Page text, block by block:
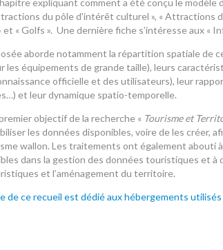
expliquant comment a été conçu le
du pôle d'intérêt culturel », « Attractions
« Golfs ». Une dernière fiche s’intéresse aux «
aborde notamment la répartition spatiale de
les équipements de grande taille), leurs
officielle et des utilisateurs), leur
et leur dynamique spatio-temporelle.
objectif de la recherche « Tourisme et
les données disponibles, voire de les créer,
wallon. Les traitements ont également abouti
dans la gestion des données touristiques et
et l’aménagement du territoire.
de ce recueil est dédié aux hébergements